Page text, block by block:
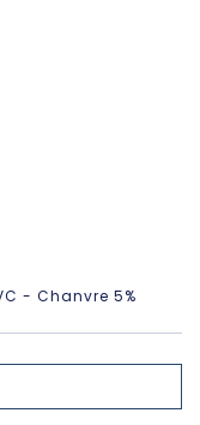
- Chanvre 5%